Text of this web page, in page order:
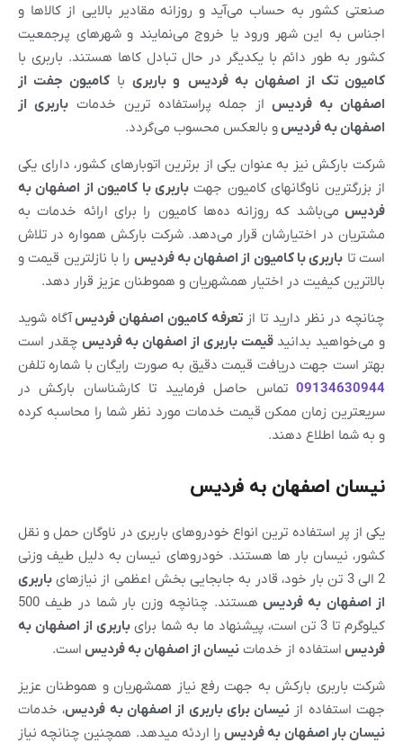
صنعتی کشور به حساب می‌آید و روزانه مقادیر بالایی از کالاها و
اجناس به این شهر ورود یا خروج می‌نمایند و شهرهای پرجمعیت
کشور به طور دائم با یکدیگر در حال تبادل کاها هستند. باربری با
کامیون تک از اصفهانبهفردیس و باربریبا کامیون جفت از
اصفهان به فردیس از جمله پراستفاده ترین خدماتباربری از
اصفهانبهفردیسو بالعکس محسوب می‌گردد.
شرکت بارکش نیز به عنوان یکی از برترین اتوبارهای کشور، دارای یکی
از بزرگترین ناوگانهای کامیون جهت باربری با کامیون از اصفهان به
فردیس می‌باشد که روزانه ده‌ها کامیون را برای ارائه خدمات به
مشتریان در اختیارشان قرار می‌دهد. شرکت بارکش همواره در تلاش
است تا باربری با کامیون از اصفهانبهفردیس را با نازلترین قیمت و
بالاترین کیفیت در اختیار همشهریان و هموطنان عزیز قرار دهد.
چنانچه در نظر دارید تا ازتعرفه کامیون اصفهان فردیسآگاه شوید
و می‌خواهید بدانیدقیمت باربری از اصفهان بهفردیس چقدر است
بهتر است جهت دریافت قیمت دقیق به صورت رایگان با شماره تلفن
09134630944 تماس حاصل فرمایید تا کارشناسان بارکش در
سریعترین زمان ممکن قیمت خدمات مورد نظر شما را محاسبه کرده
و به شما اطلاع دهند.
نیسان اصفهان به فردیس
یکی از پر استفاده ترین انواع خودروهای باربری در ناوگان حمل و نقل
کشور، نیسان بار ها هستند. خودروهای نیسان به دلیل طیف وزنی
2 الی 3 تن بار خود، قادر به جابجایی بخش اعظمی از نیازهای
باربری
از اصفهان به فردیس
هستند. چنانچه وزن بار شما در طیف 500
کیلوگرم تا 3 تن است، پیشنهاد ما به شما برای
باربری از اصفهان به
فردیس استفاده از خدمات نیسان از اصفهانبهفردیس است.
شرکت باربری بارکش به جهت رفع نیاز همشهریان و هموطنان عزیز
جهت استفاده از نیسان برای باربری از اصفهانبه فردیس، خدمات
نیسان بار اصفهان بهفردیس را اردئه میدهد. همچنین چنانچه نیاز